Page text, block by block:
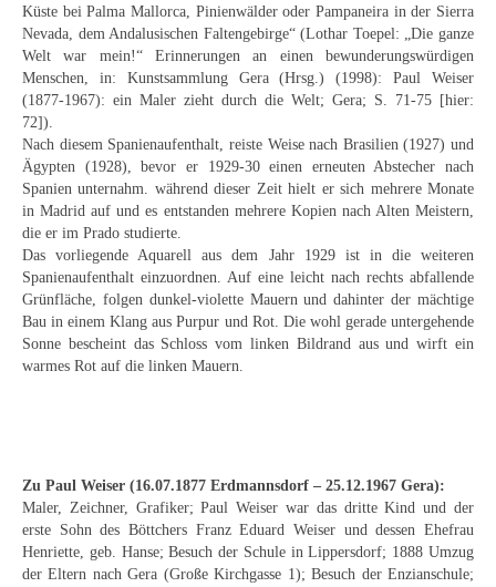
Unbekannt
Autographen / Dokumente
Herkunft & Wirkungsstätte
Berliner Künstler
Düsseldorfer Künstler
Fränkische Künstler
Hamburger Künstler
Münchner Künstler
Expressiver Realismus
Motive
Küste bei Palma Mallorca, Pinienwälder oder Pampaneira in der Sierra
Nevada, dem Andalusischen Faltengebirge“ (Lothar Toepel: „Die ganze
Welt war mein!“ Erinnerungen an einen bewunderungswürdigen
Menschen, in: Kunstsammlung Gera (Hrsg.) (1998): Paul Weiser
(1877-1967): ein Maler zieht durch die Welt; Gera; S. 71-75 [hier:
72]).
Nach diesem Spanienaufenthalt, reiste Weise nach Brasilien (1927) und
Ägypten (1928), bevor er 1929-30 einen erneuten Abstecher nach
Spanien unternahm. während dieser Zeit hielt er sich mehrere Monate
in Madrid auf und es entstanden mehrere Kopien nach Alten Meistern,
die er im Prado studierte.
Das vorliegende Aquarell aus dem Jahr 1929 ist in die weiteren
Spanienaufenthalt einzuordnen. Auf eine leicht nach rechts abfallende
Grünfläche, folgen dunkel-violette Mauern und dahinter der mächtige
Bau in einem Klang aus Purpur und Rot. Die wohl gerade untergehende
Sonne bescheint das Schloss vom linken Bildrand aus und wirft ein
warmes Rot auf die linken Mauern.
Zu Paul Weiser (16.07.1877 Erdmannsdorf – 25.12.1967 Gera):
Maler, Zeichner, Grafiker; Paul Weiser war das dritte Kind und der
erste Sohn des Böttchers Franz Eduard Weiser und dessen Ehefrau
Henriette, geb. Hanse; Besuch der Schule in Lippersdorf; 1888 Umzug
der Eltern nach Gera (Große Kirchgasse 1); Besuch der Enzianschule;